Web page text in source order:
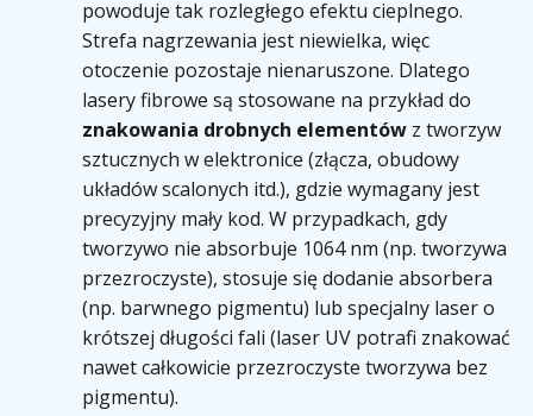
powoduje tak rozległego efektu cieplnego.
Strefa nagrzewania jest niewielka, więc
otoczenie pozostaje nienaruszone. Dlatego
lasery fibrowe są stosowane na przykład do
znakowania drobnych elementów z tworzyw
sztucznych w elektronice (złącza, obudowy
układów scalonych itd.), gdzie wymagany jest
precyzyjny mały kod. W przypadkach, gdy
tworzywo nie absorbuje 1064 nm (np. tworzywa
przezroczyste), stosuje się dodanie absorbera
(np. barwnego pigmentu) lub specjalny laser o
krótszej długości fali (laser UV potrafi znakować
nawet całkowicie przezroczyste tworzywa bez
pigmentu).